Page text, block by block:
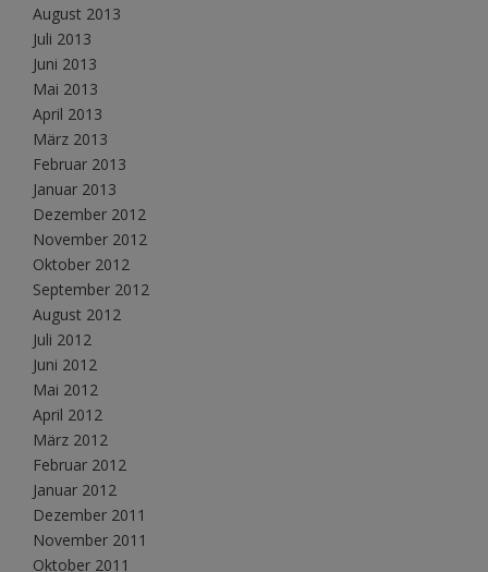
August 2013
Juli 2013
Juni 2013
Mai 2013
April 2013
März 2013
Februar 2013
Januar 2013
Dezember 2012
November 2012
Oktober 2012
September 2012
August 2012
Juli 2012
Juni 2012
Mai 2012
April 2012
März 2012
Februar 2012
Januar 2012
Dezember 2011
November 2011
Oktober 2011